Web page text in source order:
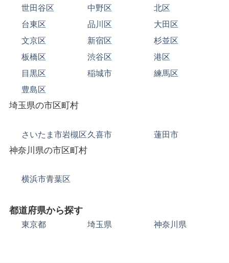
世田谷区 中野区
北区
台東区
品川区
大田区
文京区
新宿区
杉並区
板橋区
渋谷区
港区
目黒区
稲城市
練馬区
豊島区
埼玉県の市区町村
さいたま市岩槻区久喜市 蓮田市
神奈川県の市区町村
横浜市青葉区
都道府県から探す
東京都 埼玉県 神奈川県